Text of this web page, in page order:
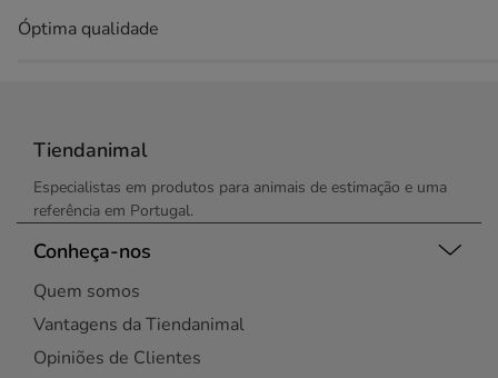
Óptima qualidade
Tiendanimal
Especialistas em produtos para animais de estimação e uma
referência em Portugal.
Conheça-nos
Quem somos
Vantagens da Tiendanimal
Opiniões de Clientes